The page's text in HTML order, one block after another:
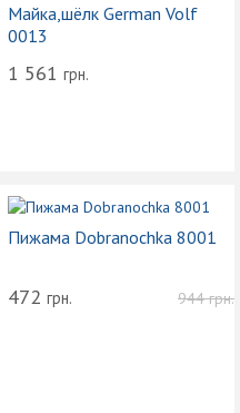
Майка,шёлк German Volf
0013
1 561 грн.
Пижама Dobranochka 8001
944грн.
472 грн.